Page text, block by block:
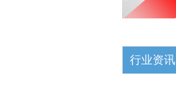
行业资讯